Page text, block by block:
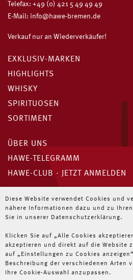
Diese Website verwendet Cookies und
nähere Informationen dazu und zu
Sie in unserer Datenschutzerklärung.
Klicken Sie auf „Alle Cookies
akzeptieren und direkt auf die Website
auf „Einstellungen zu Cookies
Beschreibung der verschiedenen Arten
Ihre Cookie-Auswahl anzupassen.
Telefax: +49 (0) 421 5 49 49 49
E-Mail: info@hawe-bremen.de
Verkauf nur an Wiederverkäufer!
EXKLUSIV-MARKEN
HIGHLIGHTS
WHISKY
SPIRITUOSEN
SORTIMENT
ÜBER UNS
HAWE-TELEGRAMM
HAWE-CLUB - JETZT ANMELDEN
Unser HAWE-Telegramm
Immer die neuesten Angebote für
JETZT ABONNIEREN